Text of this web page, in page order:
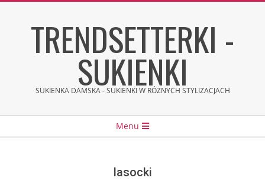
TRENDSETTERKI -
SUKIENKI
SUKIENKA DAMSKA - SUKIENKI W RÓŻNYCH STYLIZACJACH
Menu
lasocki